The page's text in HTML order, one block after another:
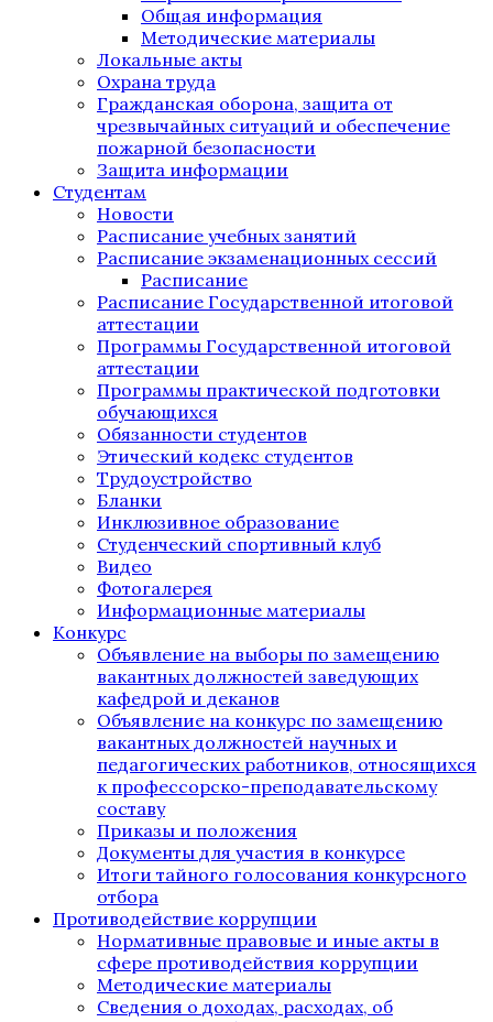
Общая информация
Методические материалы
Локальные акты
Охрана труда
Гражданская оборона, защита от
чрезвычайных ситуаций и обеспечение
пожарной безопасности
Защита информации
Студентам
Новости
Расписание учебных занятий
Расписание экзаменационных сессий
Расписание
Расписание Государственной итоговой
аттестации
Программы Государственной итоговой
аттестации
Программы практической подготовки
обучающихся
Обязанности студентов
Этический кодекс студентов
Трудоустройство
Бланки
Инклюзивное образование
Студенческий спортивный клуб
Видео
Фотогалерея
Информационные материалы
Конкурс
Объявление на выборы по замещению
вакантных должностей заведующих
кафедрой и деканов
Объявление на конкурс по замещению
вакантных должностей научных и
педагогических работников, относящихся
к профессорско-преподавательскому
составу
Приказы и положения
Документы для участия в конкурсе
Итоги тайного голосования конкурсного
отбора
Противодействие коррупции
Нормативные правовые и иные акты в
сфере противодействия коррупции
Методические материалы
Сведения о доходах, расходах, об